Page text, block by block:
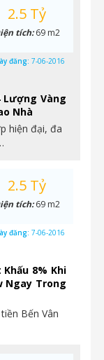
Lượng Vàng
Nhà
hiện đại, đa
2.5 Tỷ
tích:69 m2
đăng: 7-06-2016
8% Khi
Ngay Trong
Bến Vân
2.5 Tỷ
tích:69 m2
đăng: 7-06-2016